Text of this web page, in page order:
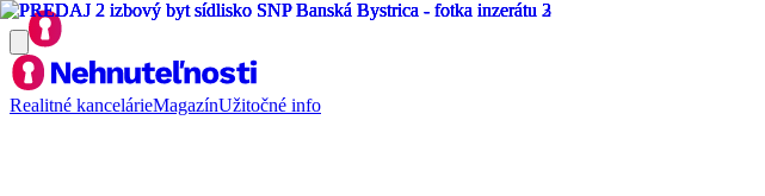
Realitné kancelárieMagazínUžitočné info